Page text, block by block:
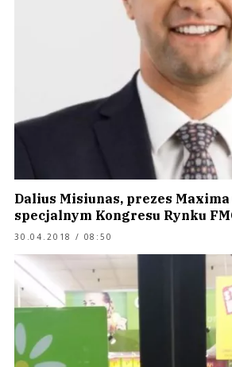
Dalius Misiunas, prezes
specjalnym Kongresu Rynku
30.04.2018 / 08:50